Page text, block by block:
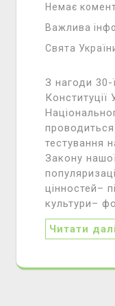
Немає
Важлива
Свята
З нагоди 30-
Конституції
тестування
Закону
цінностей–
культури–
Читати далі